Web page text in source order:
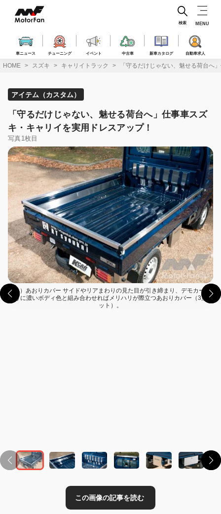
ス
車ニュース チューニング イベント 中古車 新車カタログ 自動車求人
検索 MENU
HOME スズキ キャリイトラック 「守るだけじゃない、魅せる荷台へ
アイテム（カスタム）
「守るだけじゃない、魅せる荷台へ」仕事車スズ
キ・キャリイを実用ドレスアップ！
写真1枚目
（1）あおりカバー サイドやリアまわりの見た目が引き締まり、デモカーの
ように濃いボディ色と組み合わせればメリハリが際立つあおりカバー（3点セ
ット）。